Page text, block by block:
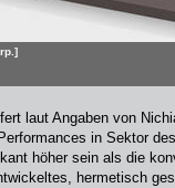
laut Angaben von
in Sektor
höher sein als die
hermetisch